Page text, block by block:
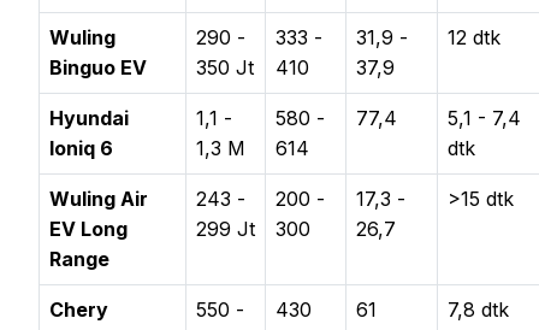
Wuling
Binguo EV
290 -
350 Jt
333 -
410
31,9 -
37,9
12 dtk
Hyundai
Ioniq 6
1,1 -
1,3 M
580 -
614
77,4
5,1 - 7,4
dtk
Wuling Air
EV Long
Range
243 -
299 Jt
200 -
300
17,3 -
26,7
>15 dtk
Chery
550 -
430 61 7,8 dtk